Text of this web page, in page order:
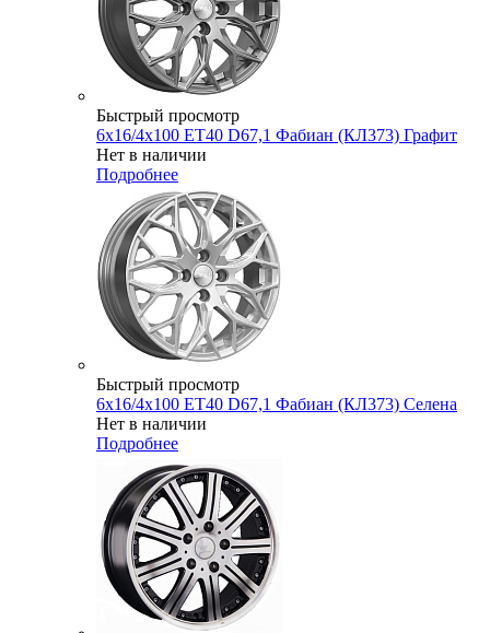
Быстрый просмотр
6x16/4x100 ET40 D67,1 Фабиан (КЛ373) Графит
Нет в наличии
Подробнее
Быстрый просмотр
6x16/4x100 ET40 D67,1 Фабиан (КЛ373) Селена
Нет в наличии
Подробнее